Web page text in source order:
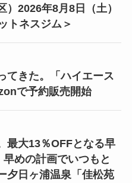
2026年8月8日（土）
トネスジム＞
てきた。「ハイエース
で予約販売開始
最大13％OFFとなる早
めの計画でいつもと
夕日ヶ浦温泉「佳松苑